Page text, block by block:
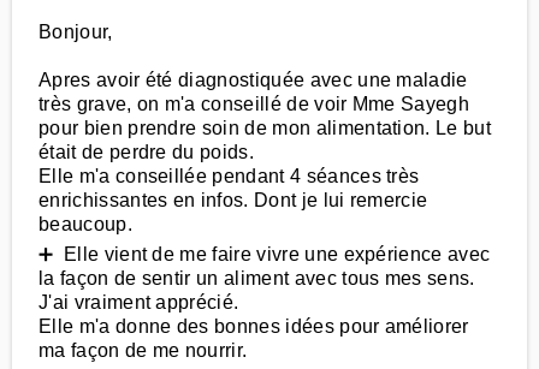
Bonjour,
Apres avoir été diagnostiquée avec une maladie
très grave, on m'a conseillé de voir Mme Sayegh
pour bien prendre soin de mon alimentation. Le but
était de perdre du poids.
Elle m'a conseillée pendant 4 séances très
enrichissantes en infos. Dont je lui remercie
beaucoup.
➕ Elle vient de me faire vivre une expérience avec
la façon de sentir un aliment avec tous mes sens.
J'ai vraiment apprécié.
Elle m'a donne des bonnes idées pour améliorer
ma façon de me nourrir.